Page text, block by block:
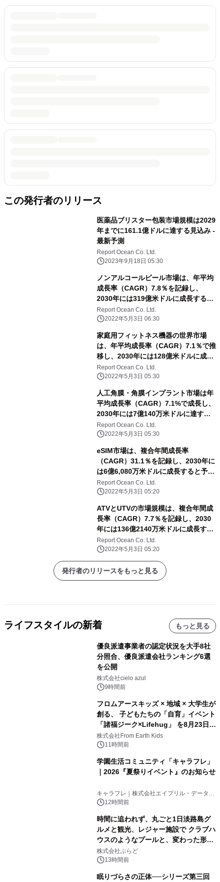
この発行者のリリース
医薬品ブリスター包装市場規模は2029
年までに161.1億ドルに達する見込み -
最新予測
Report Ocean Co. Ltd.
2023年9月18日 05:30
ノンアルコールビール市場は、年平均
成長率（CAGR）7.8％を記録し、
2030年には319億米ドルに成長すると
予測される
Report Ocean Co. Ltd.
2022年5月3日 06:30
家庭用フィットネス機器の世界市場
は、年平均成長率（CAGR）7.1％で推
移し、2030年には128億米ドルに成長
すると予測
Report Ocean Co. Ltd.
2022年5月3日 05:30
人工角膜・角膜インプラント市場は年
平均成長率（CAGR）7.1%で成長し、
2030年には7億140万米ドルに達する
と予測される
Report Ocean Co. Ltd.
2022年5月3日 05:30
eSIM市場は、複合年間成長率
（CAGR）31.1％を記録し、2030年に
は6億6,080万米ドルに成長すると予測
される
Report Ocean Co. Ltd.
2022年5月3日 05:20
ATVとUTVの市場規模は、複合年間成
長率（CAGR）7.7％を記録し、2030
年には136億2140万米ドルに成長する
と予測される
Report Ocean Co. Ltd.
2022年5月3日 05:20
発行者のリリースをもっと見る
ライフスタイルの新着 もっと見る
優良派遣事業者の認定状況を大手8社
分照合、優良派遣会社ランキング6選
を公開
株式会社cielo azul
9時間前
フロムアースキッズ × 地域 × 大学生が
創る、 子どもたちの「自育」イベント
「諸福ジーク×Lifehug」 を8月23日
(日)開催
株式会社From Earth Kids
11時間前
学園生活コミュニティ「キャラフレ」
｜2026『夏祭りイベント』のお知らせ
キャラフレ｜株式会社エイプリル・データ・
デザインズ
12時間前
時間に追われず、丸ごと1日淡路島グ
ルメと観光、レジャー施設で クラブハ
ウスのようなプールと、変わった形の
サウナも 「THE BOXY AWAJI」のお
得な素泊まり連泊プランで
株式会社ぷらど
13時間前
眠りづらさの正体──シリーズ第三回